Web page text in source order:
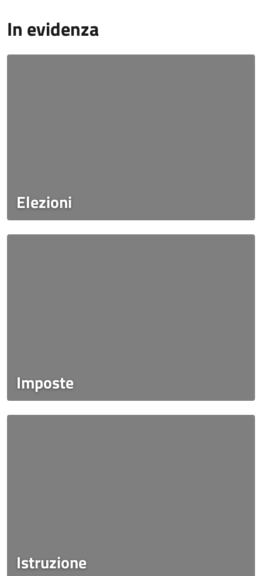
In evidenza
Elezioni
Imposte
Istruzione